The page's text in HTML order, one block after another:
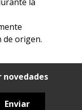
de origen.
Enviar